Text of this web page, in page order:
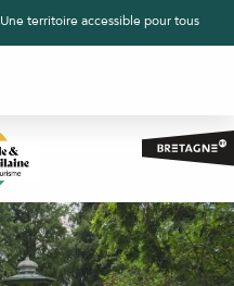
Une territoire accessible pour tous